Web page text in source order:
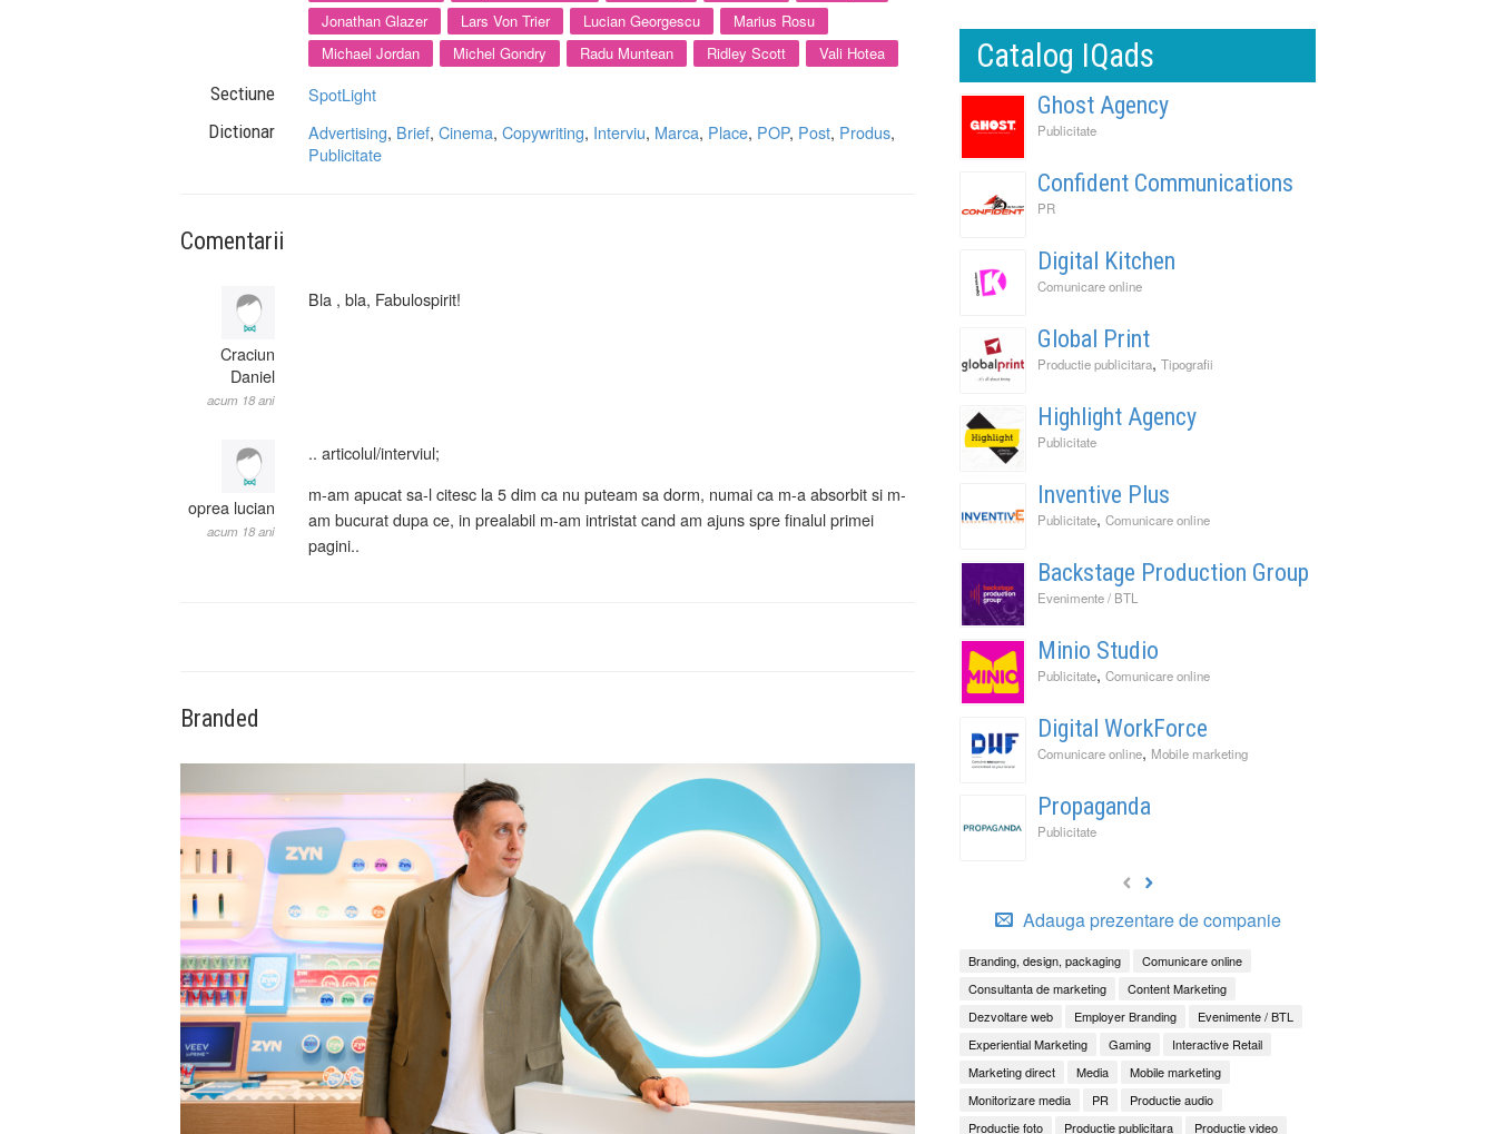
Jonathan Glazer
Lars Von Trier Lucian Georgescu
Marius Rosu
Michael Jordan
Michel Gondry Radu Muntean Ridley Scott Vali Hotea
Sectiune SpotLight
Dictionar Advertising, Brief, Cinema, Copywriting, Interviu, Marca, Place, POP, Post, Produs,
Publicitate
Comentarii
Craciun
Daniel
acum 18 ani
Bla , bla, Fabulospirit!
oprea lucian
acum 18 ani
.. articolul/interviul;
m-am apucat sa-l citesc la 5 dim ca nu puteam sa dorm, numai ca m-a absorbit si m-
am bucurat dupa ce, in prealabil m-am intristat cand am ajuns spre finalul primei
pagini..
Branded
Catalog IQads
Ghost Agency
Publicitate
Confident Communications
PR
Digital Kitchen
Comunicare online
Global Print
Productie publicitara, Tipografii
Highlight Agency
Publicitate
Inventive Plus
Publicitate, Comunicare online
Backstage Production Group
Evenimente / BTL
Minio Studio
Publicitate, Comunicare online
Digital WorkForce
Comunicare online, Mobile marketing
Propaganda
Publicitate
Adauga prezentare de companie
Branding, design, packaging
Comunicare online
Consultanta de marketing
Content Marketing
Dezvoltare web
Employer Branding
Evenimente / BTL
Experiential Marketing
Gaming
Interactive Retail
Marketing direct
Media
Mobile marketing
Monitorizare media
PR
Productie audio
Productie foto
Productie publicitara
Productie video